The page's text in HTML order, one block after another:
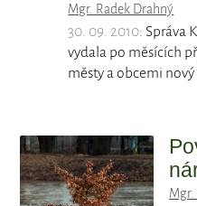
Mgr. Radek Drahný
30. 09. 2010: Správa
vydala po měsících
městy a obcemi
Mgr.